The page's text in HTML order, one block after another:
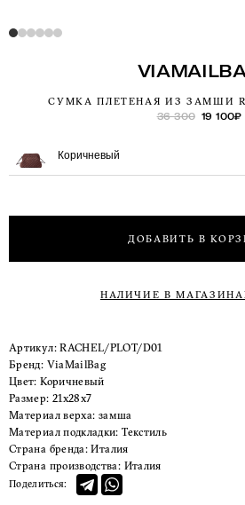
СУМКА ПЛЕТЕНАЯ ИЗ ЗАМШИ
36 300 19 100₽
Коричневый
ДОБАВИТЬ В
НАЛИЧИЕ В
Артикул:RACHEL/PLOT/D01
Бренд:
ViaMailBag
Цвет:
Коричневый
Размер: 21x28x7
Материал верха: замша
Материал подкладки: Текстиль
Страна бренда: Италия
Страна производства: Италия
Поделиться: